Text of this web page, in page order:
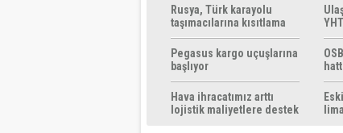
Rusya, Türk karayolu
taşımacılarına kısıtlama
getirebilir
Pegasus kargo uçuşlarına
başlıyor
Hava ihracatımız arttı
lojistik maliyetlere destek